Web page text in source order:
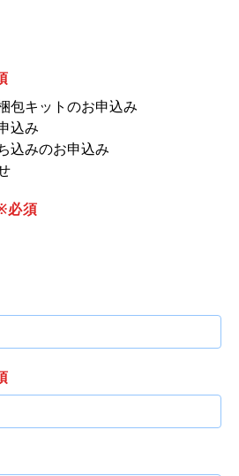
包キットのお申込み
込み
込みのお申込み
須